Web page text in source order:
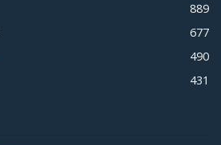
889
677
490
431